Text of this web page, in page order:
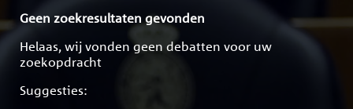
Geen zoekresultaten gevonden
Helaas, wij vonden geen debatten voor uw
zoekopdracht
Suggesties: